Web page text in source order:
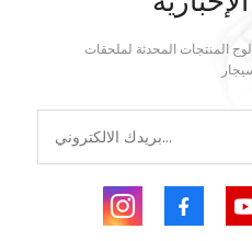
المنتجات المحدثة لملحقات